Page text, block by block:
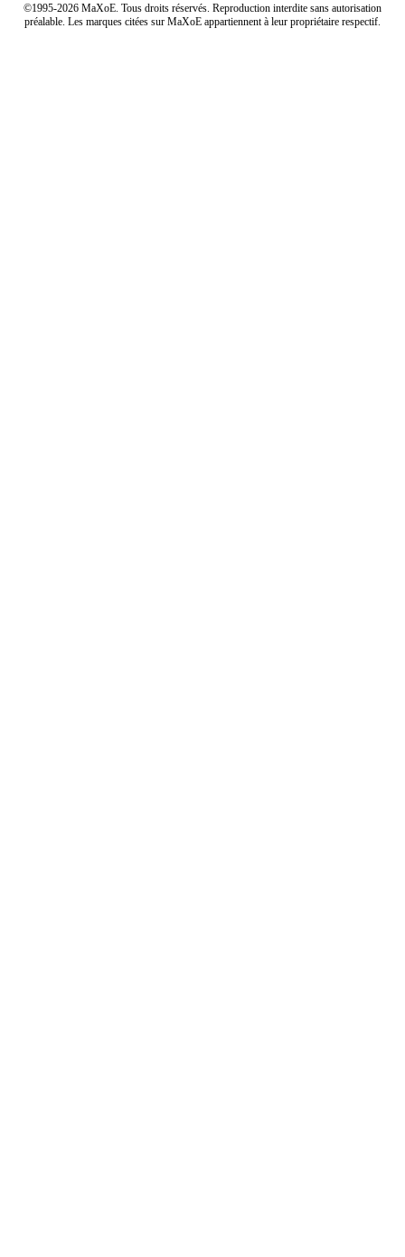
©1995-2026 MaXoE. Tous droits réservés. Reproduction interdite sans autorisation
préalable. Les marques citées sur MaXoE appartiennent à leur propriétaire respectif.